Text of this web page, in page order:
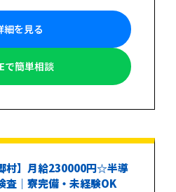
細を見る
で簡単相談
村】月給230000円☆半導
査｜寮完備・未経験OK